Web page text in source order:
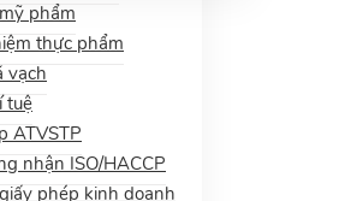
phẩm
thực phẩm
vạch
tuệ
ATVSTP
nhận ISO/HACCP
phép kinh doanh